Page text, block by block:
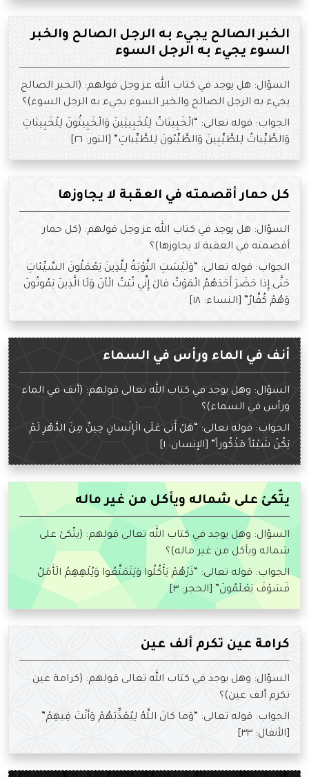
الخبر الصالح يجيء به الرجل الصالح والخبر
السوء يجيء به الرجل السوء
السؤال: هل يوجد في كتاب الله عز وجل قولهم: (الخبر الصالح
يجيء به الرجل الصالح والخبر السوء يجيء به الرجل السوء)؟
الجواب: قوله تعالى: “الْخَبِيثاتُ لِلْخَبِيثِينَ وَالْخَبِيثُونَ لِلْخَبِيثاتِ
وَالطَّيِّباتُ لِلطَّيِّبِينَ وَالطَّيِّبُونَ لِلطَّيِّباتِ” [النور: ٢٦]
كل حمار أقصمته في العقبة لا يجاوزها
السؤال: هل يوجد في كتاب الله عز وجل قولهم: (كل حمار
أقصمته في العقبة لا يجاوزها)؟
الجواب: قوله تعالى: “وَلَيْسَتِ التَّوْبَةُ لِلَّذِينَ يَعْمَلُونَ السَّيِّئاتِ
حَتَّى إِذا حَضَرَ أَحَدَهُمُ الْمَوْتُ قالَ إِنِّي تُبْتُ الْآنَ وَلَا الَّذِينَ يَمُوتُونَ
وَهُمْ كُفَّارٌ” [النساء: ١٨]
أنف في الماء ورأس في السماء
السؤال: وهل يوجد في كتاب الله تعالى قولهم: (أنف في الماء
ورأس في السماء)؟
الجواب: قوله تعالى: “هَلْ أَتى عَلَى الْإِنْسانِ حِينٌ مِنَ الدَّهْرِ لَمْ
يَكُنْ شَيْئاً مَذْكُوراً” [الإنسان: ١]
يتّكئ على شماله ويأكل من غير ماله
السؤال: وهل يوجد في كتاب الله تعالى قولهم: (يتّكئ على
شماله ويأكل من غير ماله)؟
الجواب: قوله تعالى: “ذَرْهُمْ يَأْكُلُوا وَيَتَمَتَّعُوا وَيُلْهِهِمُ الْأَمَلُ
فَسَوْفَ يَعْلَمُونَ” [الحجر: ٣]
كرامة عين تكرم ألف عين
السؤال: وهل يوجد في كتاب الله تعالى قولهم: (كرامة عين
تكرم ألف عين)؟
الجواب: قوله تعالى: “وَما كانَ اللَّهُ لِيُعَذِّبَهُمْ وَأَنْتَ فِيهِمْ”
[الأنفال: ٣٣]